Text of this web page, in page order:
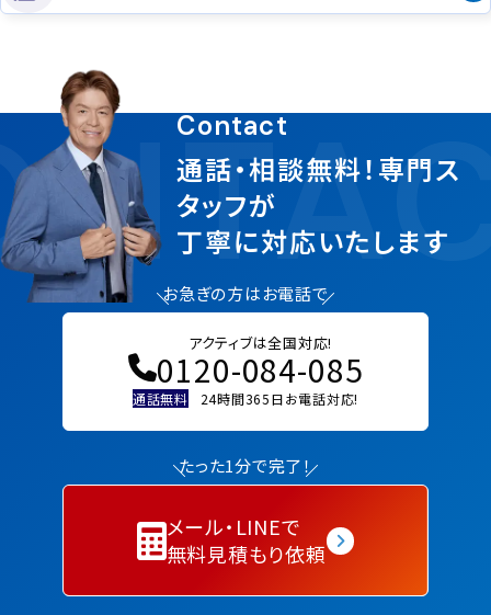
Contact
通話・相談無料！専門ス
タッフが
丁寧に対応いたします
お急ぎの方はお電話で
アクティブは全国対応!
0120-084-085
通話無料 24時間365日お電話対応!
たった1分で完了！
メール・LINEで
無料見積もり依頼